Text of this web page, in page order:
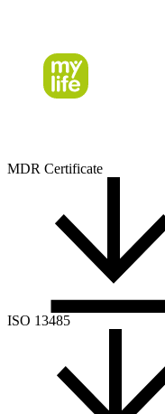
MDR Certificate
ISO 13485